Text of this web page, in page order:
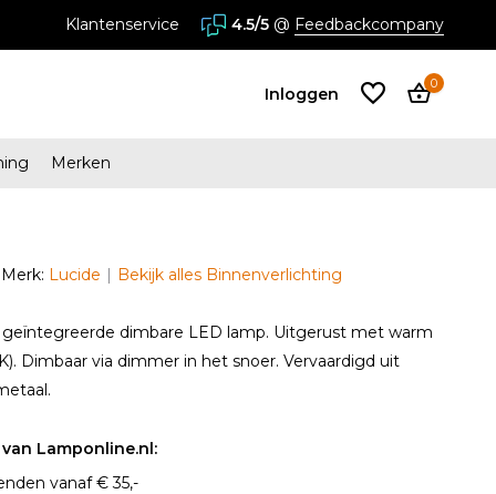
verzending vanaf € 34,95 Megastores in Almere en
Klantenservice 4.5/5 @ Feedbackcompany
Inloggen
Account
0
Merken
Merk: Lucide Bekijk alles Binnenverlichting
dimbare LED lamp. Uitgerust met warm
Dimbaar via dimmer in het snoer. Vervaardigd uit
Lamponline.nl:
vanaf € 35,-